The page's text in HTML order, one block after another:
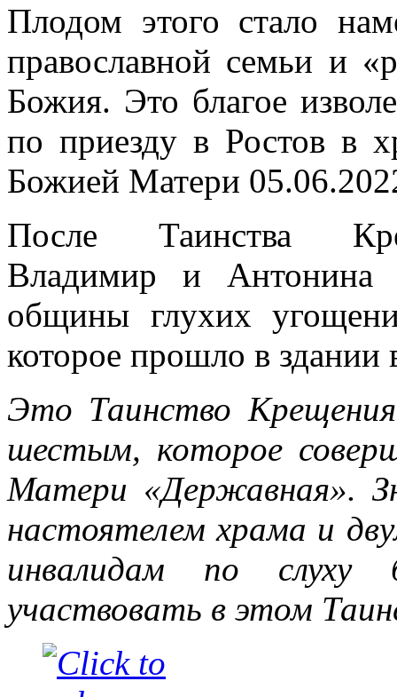
Плодом этого стало
православной семьи и
Божия. Это благое
по приезду в Ростов в
Божией Матери
После Таинства
Владимир и Антонина
общины глухих
которое прошло в
Это Таинство
шестым, которое
Матери «Державная».
настоятелем храма и
инвалидам по слуху
участвовать в этом